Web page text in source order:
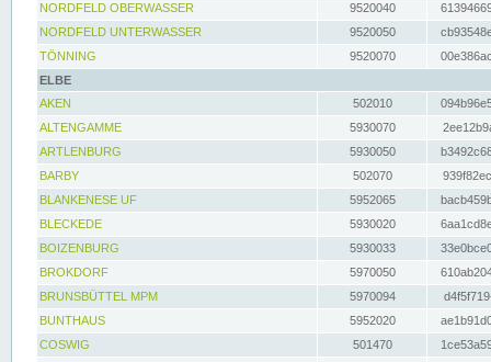
NORDFELD OBERWASSER
9520040
NORDFELD UNTERWASSER
9520050
TÖNNING
9520070
ELBE
AKEN
502010
ALTENGAMME
5930070
ARTLENBURG
5930050
BARBY
502070
BLANKENESE UF
5952065
BLECKEDE
5930020
BOIZENBURG
5930033
BROKDORF
5970050
BRUNSBÜTTEL MPM
5970094
BUNTHAUS
5952020
COSWIG
501470